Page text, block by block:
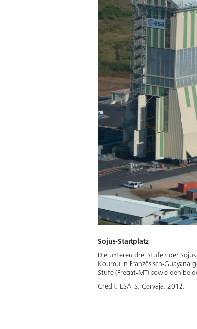
Sojus-Startplatz
Die unteren drei Stufen der
Kourou in Französisch-
Stufe (Fregat-MT) sowie den
Credit: ESA–S. Corvaja, 2012.